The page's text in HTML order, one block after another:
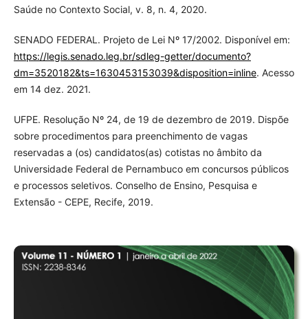
Saúde no Contexto Social, v. 8, n. 4, 2020.
SENADO FEDERAL. Projeto de Lei Nº 17/2002. Disponível em:
https://legis.senado.leg.br/sdleg-getter/documento?
dm=3520182&ts=1630453153039&disposition=inline. Acesso
em 14 dez. 2021.
UFPE. Resolução Nº 24, de 19 de dezembro de 2019. Dispõe
sobre procedimentos para preenchimento de vagas
reservadas a (os) candidatos(as) cotistas no âmbito da
Universidade Federal de Pernambuco em concursos públicos
e processos seletivos. Conselho de Ensino, Pesquisa e
Extensão - CEPE, Recife, 2019.